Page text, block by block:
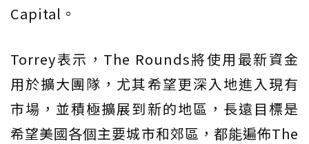
Capital。
Torrey表示，The Rounds將使用最新資金
用於擴大團隊，尤其希望更深入地進入現有
市場，並積極擴展到新的地區，長遠目標是
希望美國各個主要城市和郊區，都能遍佈The